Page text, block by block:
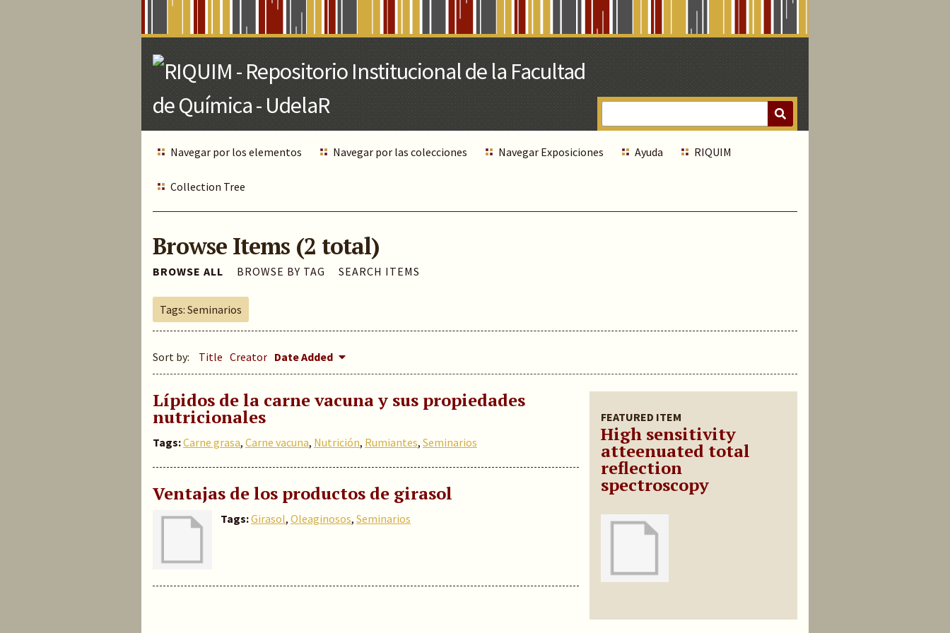
Navegar por los elementos Navegar por las colecciones Navegar Exposiciones Ayuda RIQUIM
Collection Tree
Browse Items (2 total)
BROWSE ALL BROWSE BY TAG SEARCH ITEMS
Tags: Seminarios
Sort by: Title Creator Date Added
FEATURED ITEM
High sensitivity
atteenuated total
reflection
spectroscopy
Lípidos de la carne vacuna y sus propiedades
nutricionales
Tags:Carne grasa, Carne vacuna, Nutrición, Rumiantes, Seminarios
Ventajas de los productos de girasol
Tags:Girasol, Oleaginosos, Seminarios